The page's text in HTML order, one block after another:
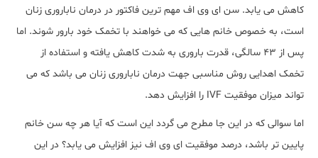
کاهش می یابد. سن ای وی اف مهم ترین فاکتور در درمان ناباروری زنان
است، به خصوص خانم هایی که می خواهند با تخمک خود بارور شوند. اما
پس از 43 سالگی، قدرت باروری به شدت کاهش یافته و استفاده از
تخمک اهدایی روش مناسبی جهت درمان ناباروری زنان می باشد که می
تواند میزان موفقیت IVF را افزایش دهد.
اما سوالی که در این جا مطرح می گردد این است که آیا هر چه سن خانم
پایین تر باشد، درصد موفقیت ای وی اف نیز افزایش می یابد؟ در این